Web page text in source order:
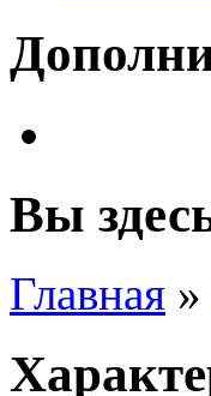
Вы
Главная »